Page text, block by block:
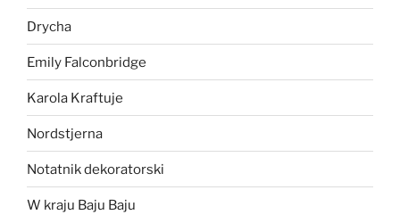
Drycha
Emily Falconbridge
Karola Kraftuje
Nordstjerna
Notatnik dekoratorski
W kraju Baju Baju